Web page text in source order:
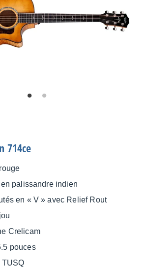
714ce
palis­sandre indien
en « V » avec Relief Rout
Creli­cam
pouces
TUSQ